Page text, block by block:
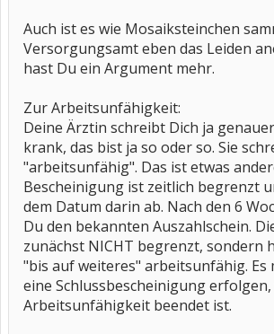
Auch ist es wie Mosaiksteinchen
Versorgungsamt eben das Leiden
hast Du ein Argument mehr.
Zur Arbeitsunfähigkeit:
Deine Ärztin schreibt Dich ja
krank, das bist ja so oder so. Sie
"arbeitsunfähig". Das ist etwas
Bescheinigung ist zeitlich begrenzt
dem Datum darin ab. Nach den 6
Du den bekannten Auszahlschein.
zunächst NICHT begrenzt, sondern
"bis auf weiteres" arbeitsunfähig. Es
eine Schlussbescheinigung
Arbeitsunfähigkeit beendet ist.